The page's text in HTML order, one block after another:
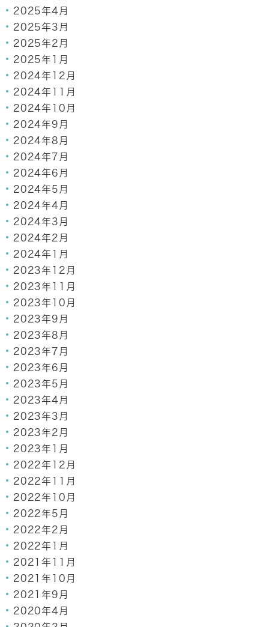
2025年4月
2025年3月
2025年2月
2025年1月
2024年12月
2024年11月
2024年10月
2024年9月
2024年8月
2024年7月
2024年6月
2024年5月
2024年4月
2024年3月
2024年2月
2024年1月
2023年12月
2023年11月
2023年10月
2023年9月
2023年8月
2023年7月
2023年6月
2023年5月
2023年4月
2023年3月
2023年2月
2023年1月
2022年12月
2022年11月
2022年10月
2022年5月
2022年2月
2022年1月
2021年11月
2021年10月
2021年9月
2020年4月